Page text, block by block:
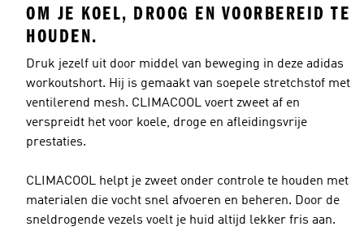
OM JE KOEL, DROOG EN VOORBEREID TE
HOUDEN.
Druk jezelf uit door middel van beweging in deze adidas
workoutshort. Hij is gemaakt van soepele stretchstof met
ventilerend mesh. CLIMACOOL voert zweet af en
verspreidt het voor koele, droge en afleidingsvrije
prestaties.
CLIMACOOL helpt je zweet onder controle te houden met
materialen die vocht snel afvoeren en beheren. Door de
sneldrogende vezels voelt je huid altijd lekker fris aan.